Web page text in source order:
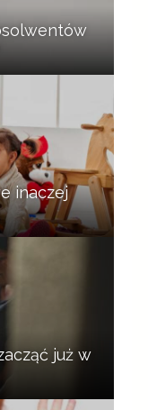
inaczej
już w